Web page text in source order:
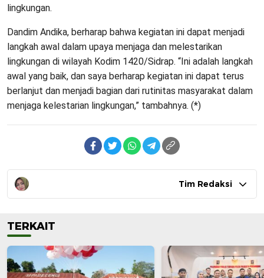
lingkungan.
Dandim Andika, berharap bahwa kegiatan ini dapat menjadi
langkah awal dalam upaya menjaga dan melestarikan
lingkungan di wilayah Kodim 1420/Sidrap. “Ini adalah langkah
awal yang baik, dan saya berharap kegiatan ini dapat terus
berlanjut dan menjadi bagian dari rutinitas masyarakat dalam
menjaga kelestarian lingkungan,” tambahnya. (*)
Tim Redaksi
TERKAIT